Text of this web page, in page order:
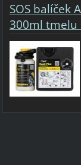
SOS balíček
300ml tmelu